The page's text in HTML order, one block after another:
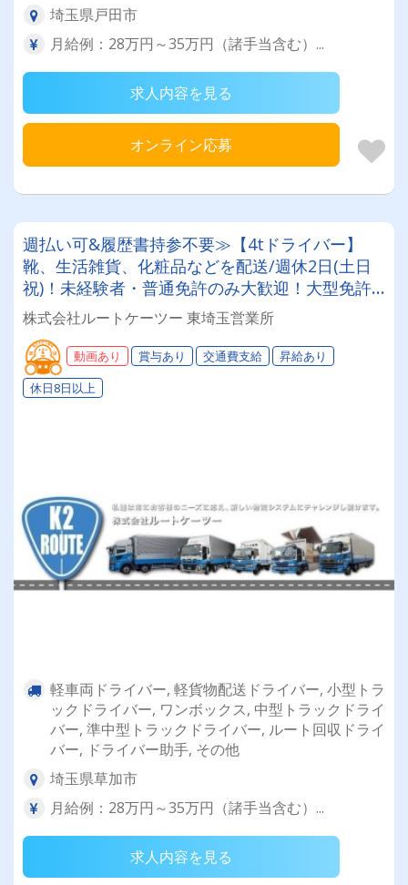
埼玉県戸田市
月給例：28万円～35万円（諸手当含む）...
求人内容を見る
オンライン応募
週払い可&履歴書持参不要≫【4tドライバー】
靴、生活雑貨、化粧品などを配送/週休2日(土日
祝)！未経験者・普通免許のみ大歓迎！大型免許
取得時は50%費用補助制度も有★インセン・賞
与・勤続給・子ども手当など待遇充実
株式会社ルートケーツー 東埼玉営業所
動画あり 賞与あり 交通費支給
昇給あり
休日8日以上
軽車両ドライバー, 軽貨物配送ドライバー, 小型トラ
ックドライバー, ワンボックス, 中型トラックドライ
バー, 準中型トラックドライバー, ルート回収ドライ
バー, ドライバー助手, その他
埼玉県草加市
月給例：28万円～35万円（諸手当含む）...
求人内容を見る